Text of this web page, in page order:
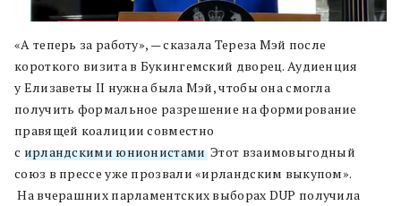
«А теперь за работу», — сказала Тереза Мэй после
короткого визита в Букингемский дворец. Аудиенция
у Елизаветы II нужна была Мэй, чтобы она смогла
получить формальное разрешение на формирование
правящей коалиции совместно
с ирландскими юнионистами. Этот взаимовыгодный
союз в прессе уже прозвали «ирландским выкупом».
На вчерашних парламентских выборах DUP получила